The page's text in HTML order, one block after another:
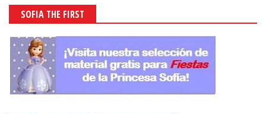
SOFIA THE FIRST